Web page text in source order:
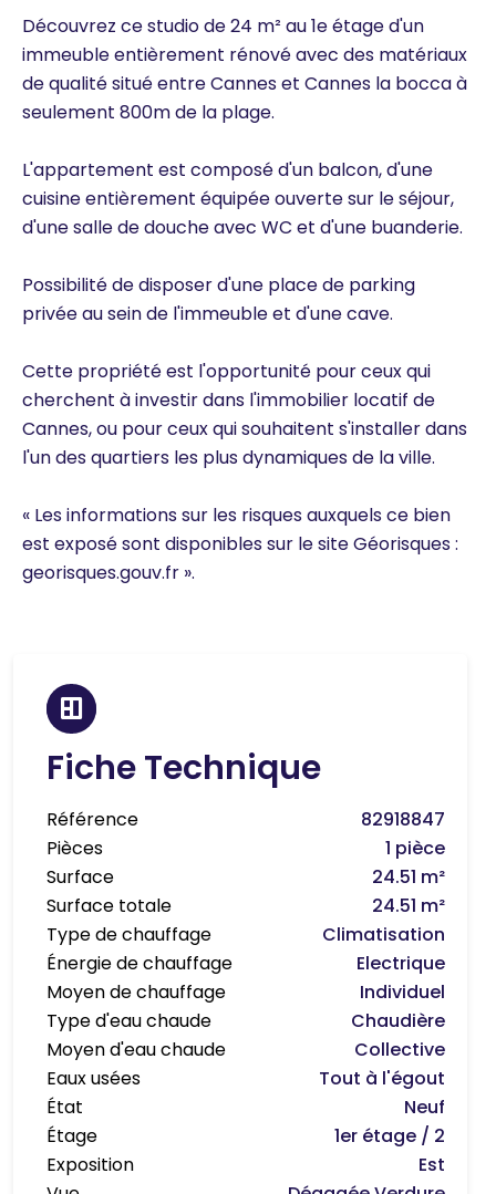
Découvrez ce studio de 24 m² au 1e étage d'un
immeuble entièrement rénové avec des matériaux
de qualité situé entre Cannes et Cannes la bocca à
seulement 800m de la plage.
L'appartement est composé d'un balcon, d'une
cuisine entièrement équipée ouverte sur le séjour,
d'une salle de douche avec WC et d'une buanderie.
Possibilité de disposer d'une place de parking
privée au sein de l'immeuble et d'une cave.
Cette propriété est l'opportunité pour ceux qui
cherchent à investir dans l'immobilier locatif de
Cannes, ou pour ceux qui souhaitent s'installer dans
l'un des quartiers les plus dynamiques de la ville.
« Les informations sur les risques auxquels ce bien
est exposé sont disponibles sur le site Géorisques :
georisques.gouv.fr ».
Fiche Technique
Référence
82918847
Pièces
1 pièce
Surface
24.51 m²
Surface totale
24.51 m²
Type de chauffage
Climatisation
Énergie de chauffage
Electrique
Moyen de chauffage
Individuel
Type d'eau chaude
Chaudière
Moyen d'eau chaude
Collective
Eaux usées
Tout à l'égout
État
Neuf
Étage
1er étage / 2
Exposition
Est